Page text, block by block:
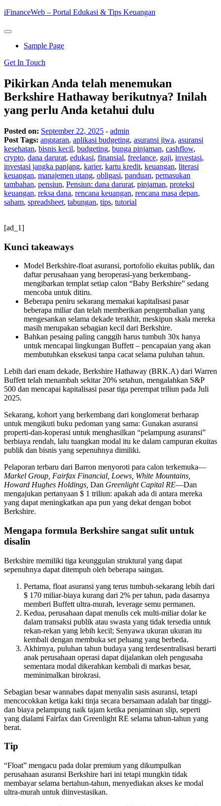
Skip
content
iFinanceWeb – Portal Edukasi & Tips Keuangan
Primary
Sample Page
Get In Touch
Pikirkan Anda telah menemukan
Berkshire Hathaway berikutnya? Inilah
yang perlu Anda ketahui dulu
Posted on: September 22, 2025 - admin
Post Tags: anggaran, aplikasi budgeting, asuransi jiwa, asuransi
kesehatan, bisnis kecil, budgeting, bunga pinjaman, cashflow,
crypto, dana darurat, edukasi, finansial, freelance, gaji, investasi,
investasi jangka panjang, karier, kartu kredit, keuangan, literasi
keuangan, manajemen utang, obligasi, panduan, pemasukan
tambahan, pensiun, Pensiun: dana darurat, pinjaman, proteksi
keuangan, reksa dana, rencana keuangan, rencana masa depan,
saham, spreadsheet, tabungan, tips, tutorial
[ad_1]
Kunci takeaways
Model Berkshire-float asuransi, portofolio ekuitas publik, dan
daftar perusahaan yang beroperasi-yang berkembang-
mengibarkan templat setiap calon “Baby Berkshire” sedang
mencoba untuk ditiru.
Beberapa peniru sekarang memakai kapitalisasi pasar
beberapa miliar dan telah memberikan pengembalian yang
mengesankan selama dekade terakhir, meskipun skala mereka
masih merupakan sebagian kecil dari Berkshire.
Bahkan pesaing paling canggih harus tumbuh 30x hanya
untuk mencapai lingkungan Buffett – pencapaian yang akan
membutuhkan eksekusi tanpa cacat selama puluhan tahun.
Lebih dari enam dekade, Berkshire Hathaway (BRK.A) dari Warren
Buffett telah menambah sekitar 20% setahun, mengalahkan S&P
500 dan mencapai kapitalisasi pasar tiga perempat triliun pada Juli
2025.
Sekarang, kohort yang berkembang dari konglomerat berharap
untuk mengikuti buku pedoman yang sama: Gunakan asuransi
properti-dan-koperasi untuk menghasilkan “pelampung asuransi”
berbiaya rendah, lalu tuangkan modal itu ke dalam campuran ekuitas
publik dan bisnis yang sepenuhnya dimiliki.
Pelaporan terbaru dari Barron menyoroti para calon terkemuka—
Markel Group, Fairfax Financial, Loews, White Mountains,
Howard Hughes Holdings, Dan Greenlight Capital RE—Dan
mengajukan pertanyaan $ 1 triliun: apakah ada di antara mereka
yang dapat meningkatkan apa pun yang dekat dengan bobot
Berkshire.
Mengapa formula Berkshire sangat sulit untuk
disalin
Berkshire memiliki tiga keunggulan struktural yang dapat
sepenuhnya dapat ditempuh oleh beberapa saingan.
Pertama, float asuransi yang terus tumbuh-sekarang lebih dari
$ 170 miliar-biaya kurang dari 2% per tahun, pada dasarnya
memberi Buffett ultra-murah, leverage semu permanen.
Kedua, perusahaan dapat menulis cek multi-miliar dolar ke
dalam transaksi publik atau swasta yang tidak tersedia untuk
rekan-rekan yang lebih kecil; Senyawa ukuran ukuran itu
kembali dengan membuka set peluang yang berbeda.
Akhirnya, puluhan tahun budaya yang terdesentralisasi berarti
anak perusahaan operasi dapat dijalankan oleh pengusaha
sementara modal dikerahkan kembali di markas besar,
meminimalkan birokrasi.
Sebagian besar wannabes dapat menyalin sasis asuransi, tetapi
mencocokkan ketiga kaki tinja secara bersamaan adalah bar tinggi-
dan biaya pelampung naik tajam ketika penjaminan slip, seperti
yang dialami Fairfax dan Greenlight RE selama tahun-tahun yang
berat.
Tip
“Float” mengacu pada dolar premium yang dikumpulkan
perusahaan asuransi Berkshire hari ini tetapi mungkin tidak
membayar selama bertahun-tahun, menyediakan akses ke modal
ultra-murah untuk diinvestasikan.